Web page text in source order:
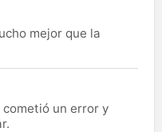
mejor que la
un error y